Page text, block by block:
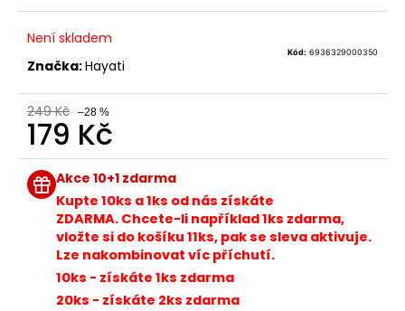
Není skladem
Kód: 6936329000350
Značka:Hayati
249 Kč –28 %
179 Kč
Měrná
cena:Akce 10+1 zdarma
Kupte 10ks a 1ks od nás získáte
ZDARMA. Chcete-li například 1ks zdarma,
vložte si do košíku 11ks, pak se sleva aktivuje.
Lze nakombinovat víc příchutí.
10ks - získáte 1ks zdarma
20ks - získáte 2ks zdarma
č
u
e
m
e
ELF
BAR
ELFLIQ
LIQUID
BLUEBERRY